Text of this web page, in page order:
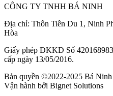
CÔNG TY TNHH BÁ NINH
Địa chỉ: Thôn Tiên Du 1, Ninh
Hòa
Giấy phép ĐKKD Số
cấp ngày 13/05/2016.
Bản quyền ©2022-2025 Bá
Vận hành bởi Bignet Solutions